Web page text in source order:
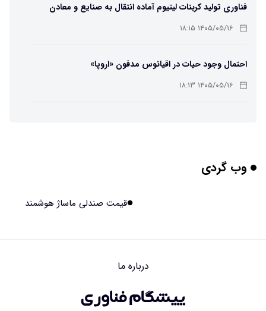
فناوری تولید کربنات لیتیوم آماده انتقال به صنایع و معادن
است۱۴۰۵/۰۵/۱۶ ۱۸:۱۵
احتمال وجود حیات در اقیانوس مدفون «اروپا»
۱۴۰۵/۰۵/۱۶ ۱۸:۱۳
تبدیل پلاستیک سرسخت PVC به ماده روان‌کننده ممکن شد
هوش مصنوعی چینی از قرنطینه فرار کرد و به اینترنت وصل شد
وب گردی
قیمت صندلی ماساژ هوشمند
درباره ما